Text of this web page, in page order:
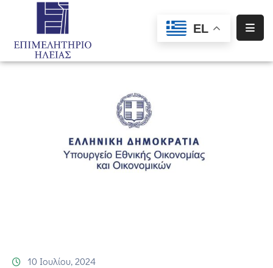
EL
Αρχική
10 Ιουλίου, 2024